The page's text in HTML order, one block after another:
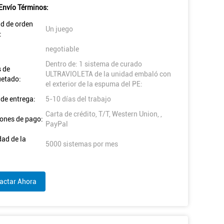
Términos:
de orden
Un juego
negotiable
de
Dentro de: 1 sistema de curado
ULTRAVIOLETA de la unidad embaló con
el exterior de la espuma del PE:
entrega:
5-10 días del trabajo
de pago:
Carta de crédito, T/T, Western Union, ,
PayPal
de la
5000 sistemas por mes
Ahora